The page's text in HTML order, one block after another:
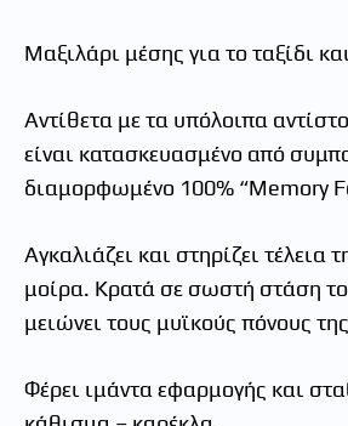
Μαξιλάρι μέσης για το ταξίδι
Αντίθετα με τα υπόλοιπα
είναι κατασκευασμένο από
διαμορφωμένο 100% “Memory
Αγκαλιάζει και στηρίζει τέλεια
μοίρα. Κρατά σε σωστή στάση
μειώνει τους μυϊκούς πόνους
Φέρει ιμάντα εφαρμογής και